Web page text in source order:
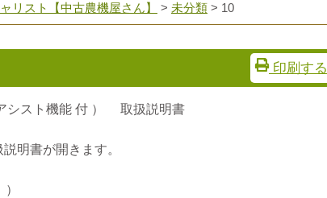
リスト【中古農機屋さん】 > 未分類 > 10
印刷する
シスト機能 付 ） 取扱説明書
明書が開きます。